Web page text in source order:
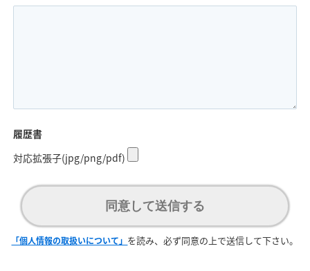
履歴書
対応拡張子(jpg/png/pdf)
同意して送信する
「個人情報の取扱いについて」 を読み、必ず同意の上で送信して下さい。